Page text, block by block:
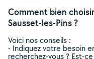
Comment bien
Sausset-les-Pins ?
Voici nos conseils :
- Indiquez votre besoin
recherchez-vous ? Est-